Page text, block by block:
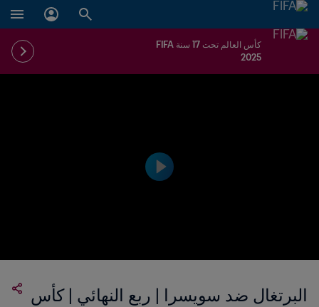
كأس العالم تحت 17 سنة FIFA
2025
البرتغال ضد سويسرا | ربع النهائي | كأس